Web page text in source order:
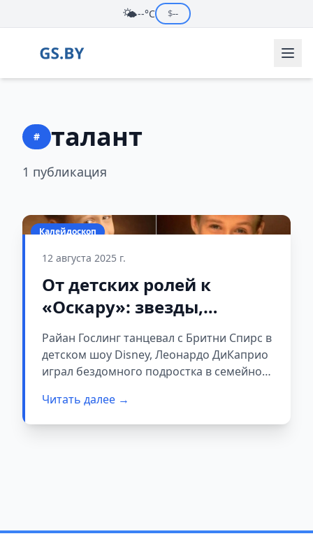
🌤️--°C $--
# талант
1 публикация
Калейдоскоп
12 августа 2025 г.
От детских ролей к
«Оскару»: звезды,
которые начинали
карьеру в юном возрасте
Райан Гослинг танцевал с Бритни Спирс в
детском шоу Disney, Леонардо ДиКаприо
играл бездомного подростка в семейном
дебютировала в 12 лет в фильме про
наемного убийцу. Рассказываем о
Читать далее →